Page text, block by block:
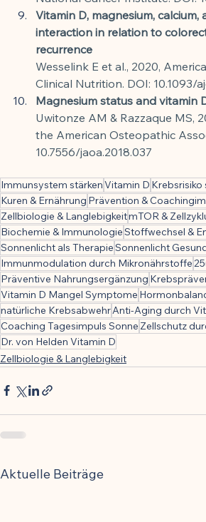
Vitamin D, magnesium, calcium,
interaction in relation to
recurrence
Wesselink E et al., 2020,
Clinical Nutrition. DOI: 10.1093/
Magnesium status and vitamin
Uwitonze AM & Razzaque MS,
the American Osteopathic
10.7556/jaoa.2018.037
Immunsystem stärkenVitamin D Krebsrisiko
Kuren & Ernährung Prävention &
Zellbiologie & LanglebigkeitmTOR &
Biochemie & ImmunologieStoffwechsel &
Sonnenlicht als TherapieSonnenlicht
Immunmodulation durch Mikronährstoffe
Präventive Nahrungsergänzung
Vitamin D Mangel Symptome
natürliche KrebsabwehrAnti-Aging durch
Coaching Tagesimpuls Sonne Zellschutz
Dr. von Helden Vitamin D
Zellbiologie & Langlebigkeit
Aktuelle Beiträge